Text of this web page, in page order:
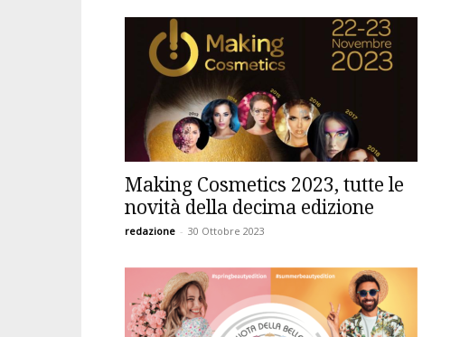
Making Cosmetics 2023, tutte le
novità della decima edizione
redazione - 30 Ottobre 2023